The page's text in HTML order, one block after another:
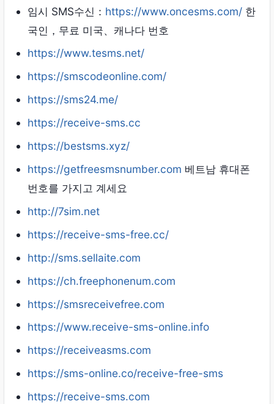
임시 SMS수신： https://www.oncesms.com/ 한
국인，무료 미국、캐나다 번호
https://www.tesms.net/
https://smscodeonline.com/
https://sms24.me/
https://receive-sms.cc
https://bestsms.xyz/
https://getfreesmsnumber.com 베트남 휴대폰
번호를 가지고 계세요
http://7sim.net
https://receive-sms-free.cc/
http://sms.sellaite.com
https://ch.freephonenum.com
https://smsreceivefree.com
https://www.receive-sms-online.info
https://receiveasms.com
https://sms-online.co/receive-free-sms
https://receive-sms.com